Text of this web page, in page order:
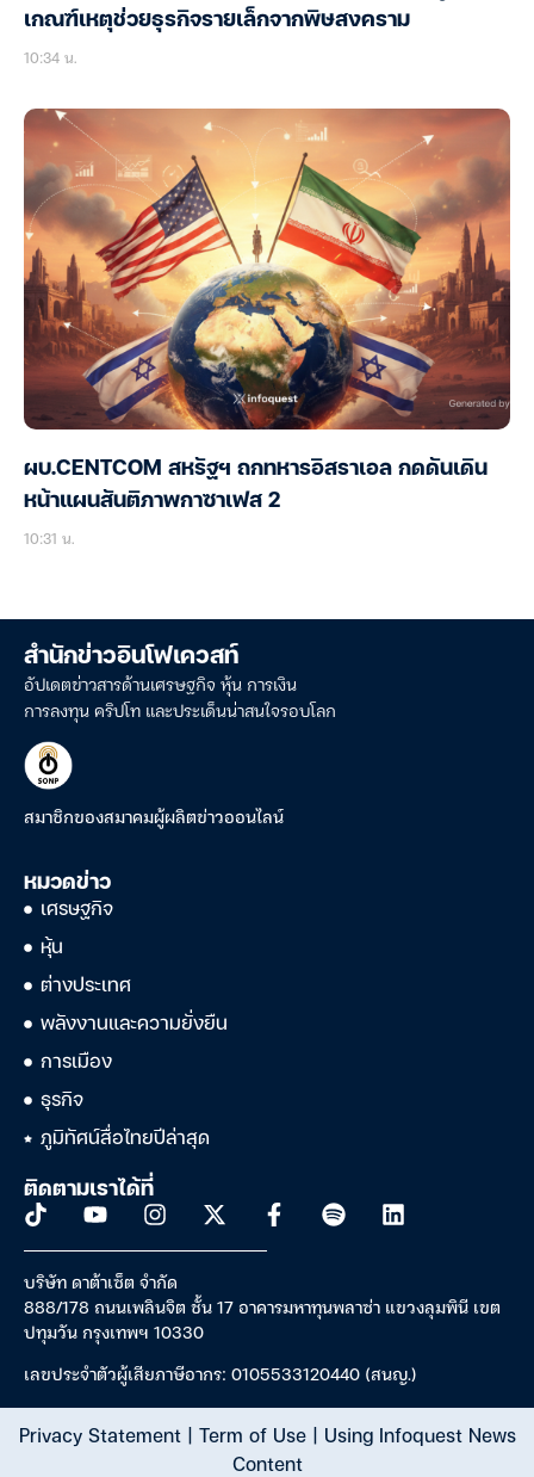
เกณฑ์เหตุช่วยธุรกิจรายเล็กจากพิษสงคราม
10:34 น.
ผบ.CENTCOM สหรัฐฯ ถกทหารอิสราเอล กดดันเดิน
หน้าแผนสันติภาพกาซาเฟส 2
10:31 น.
สำนักข่าวอินโฟเควสท์
อัปเดตข่าวสารด้านเศรษฐกิจ หุ้น การเงิน
การลงทุน คริปโท และประเด็นน่าสนใจรอบโลก
สมาชิกของสมาคมผู้ผลิตข่าวออนไลน์
หมวดข่าว
เศรษฐกิจ
หุ้น
ต่างประเทศ
พลังงานและความยั่งยืน
การเมือง
ธุรกิจ
ภูมิทัศน์สื่อไทยปีล่าสุด
ติดตามเราได้ที่
บริษัท ดาต้าเซ็ต จำกัด
888/178 ถนนเพลินจิต ชั้น 17 อาคารมหาทุนพลาซ่า แขวงลุมพินี เขต
ปทุมวัน กรุงเทพฯ 10330
เลขประจำตัวผู้เสียภาษีอากร: 0105533120440 (สนญ.)
Privacy Statement| Term of Use| Using Infoquest News
Content